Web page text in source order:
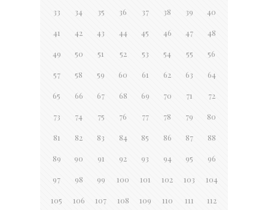
33 34 35 36 37 38 39 40
41 42 43 44 45 46 47 48
49 50 51 52 53 54 55 56
57 58 59 60 61 62 63 64
65 66 67 68 69 70 71 72
73 74 75 76 77 78 79 80
81 82 83 84 85 86 87 88
89 90 91 92 93 94 95 96
97 98 99 100 101 102 103 104
105 106 107 108 109 110 111 112